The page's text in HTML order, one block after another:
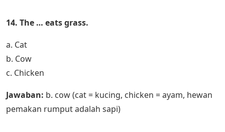
14. The … eats grass.
a. Cat
b. Cow
c. Chicken
Jawaban: b. cow (cat = kucing, chicken = ayam, hewan
pemakan rumput adalah sapi)